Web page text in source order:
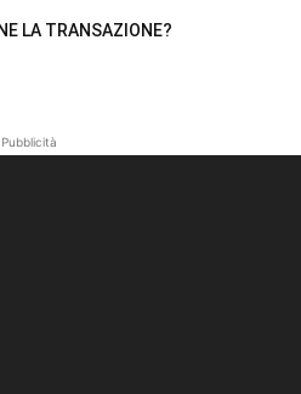
LA TRANSAZIONE?
Pubblicità